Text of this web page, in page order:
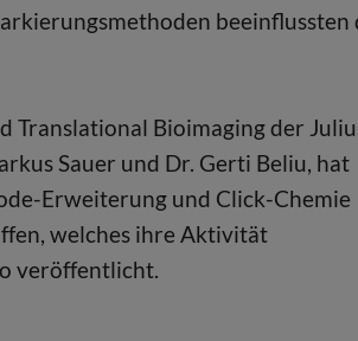
beeinflussten
Translational Bioimaging der
Sauer und Dr. Gerti Beliu, hat
Erweiterung und Click-Chemie
welches ihre Aktivität
veröffentlicht.